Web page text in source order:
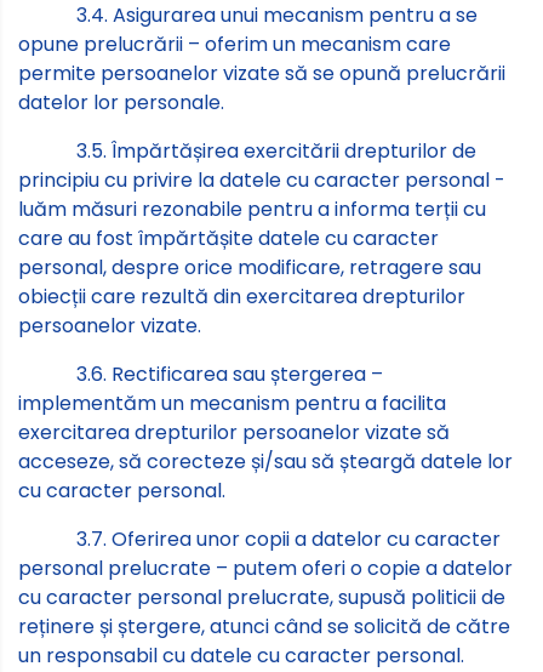
3.4. Asigurarea unui mecanism pentru a se
opune prelucrării – oferim un mecanism care
permite persoanelor vizate să se opună prelucrării
datelor lor personale.
3.5. Împărtășirea exercitării drepturilor de
principiu cu privire la datele cu caracter personal -
luăm măsuri rezonabile pentru a informa terții cu
care au fost împărtășite datele cu caracter
personal, despre orice modificare, retragere sau
obiecții care rezultă din exercitarea drepturilor
persoanelor vizate.
3.6. Rectificarea sau ștergerea –
implementăm un mecanism pentru a facilita
exercitarea drepturilor persoanelor vizate să
acceseze, să corecteze și/sau să șteargă datele lor
cu caracter personal.
3.7. Oferirea unor copii a datelor cu caracter
personal prelucrate – putem oferi o copie a datelor
cu caracter personal prelucrate, supusă politicii de
reținere și ștergere, atunci când se solicită de către
un responsabil cu datele cu caracter personal.